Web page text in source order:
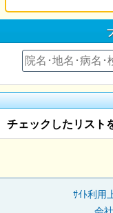
チェックしたリスト
ｻｲﾄ利用
会